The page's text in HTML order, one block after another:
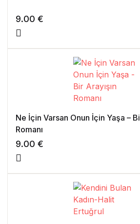
9.00 €
Ne İçin Varsan Onun İçin Yaşa –
Romanı
9.00 €